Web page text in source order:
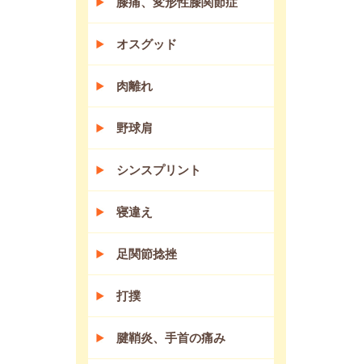
オスグッド
肉離れ
野球肩
シンスプリント
寝違え
足関節捻挫
打撲
腱鞘炎、手首の痛み